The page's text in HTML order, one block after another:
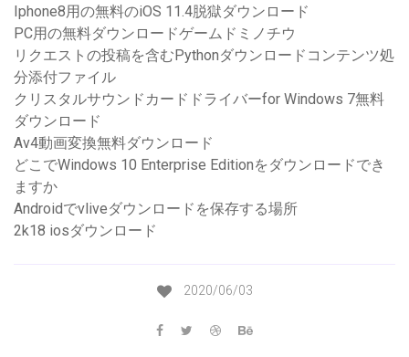
Iphone8用の無料のiOS 11.4脱獄ダウンロード
PC用の無料ダウンロードゲームドミノチウ
リクエストの投稿を含むPythonダウンロードコンテンツ処
分添付ファイル
クリスタルサウンドカードドライバーfor Windows 7無料
ダウンロード
Av4動画変換無料ダウンロード
どこでWindows 10 Enterprise Editionをダウンロードでき
ますか
Androidでvliveダウンロードを保存する場所
2k18 iosダウンロード
2020/06/03